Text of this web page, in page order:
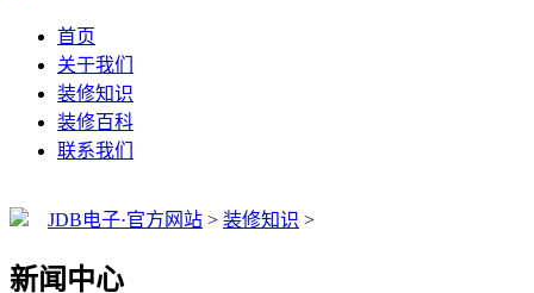
首页
关于我们
装修知识
装修百科
联系我们
JDB电子·官方网站 > 装修知识 >
新闻中心